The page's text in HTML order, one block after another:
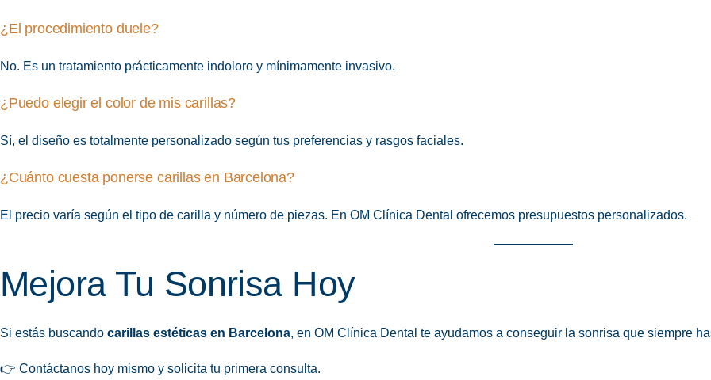
¿El procedimiento duele?
No. Es un tratamiento prácticamente indoloro y mínimamente invasivo.
¿Puedo elegir el color de mis carillas?
Sí, el diseño es totalmente personalizado según tus preferencias y rasgos faciales.
¿Cuánto cuesta ponerse carillas en Barcelona?
El precio varía según el tipo de carilla y número de piezas. En OM Clínica Dental ofrecemos presupuestos personalizados.
Mejora Tu Sonrisa Hoy
Si estás buscando carillas estéticas en Barcelona, en OM Clínica Dental te ayudamos a conseguir la sonrisa que siempre
👉 Contáctanos hoy mismo y solicita tu primera consulta.